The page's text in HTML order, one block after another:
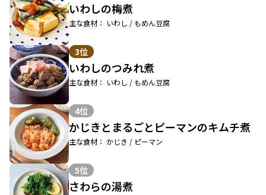
いわしの梅煮
主な食材： いわし / もめん豆腐
3位
いわしのつみれ煮
主な食材： いわし / もめん豆腐
4位
かじきとまるごとピーマンのキムチ煮
主な食材： かじき / ピーマン
5位
さわらの湯煮